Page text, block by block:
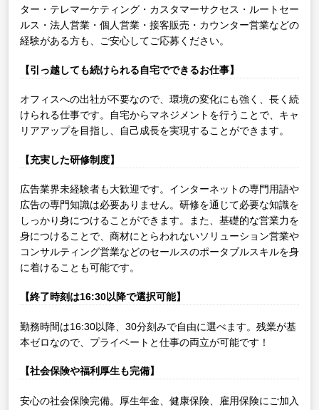
ター・テレマーケティング・カスタマーサクセス・ルートセー
ルス・法人営業・個人営業・接客販売・カウンター営業などの
経験がある方も、ご安心してご応募ください。
【引っ越しても続けられる自宅でできるお仕事】
オフィスへの出社が不要なので、環境の変化にも強く、長く続
けられる仕事です。自宅からマネジメントを行うことで、キャ
リアアップを目指し、自己成長を実現することができます。
【充実した研修制度】
広告業界未経験者も大歓迎です。インターネットの専門用語や
広告の専門知識は必要ありません。研修を通じて必要な知識を
しっかり身につけることができます。また、基礎的な営業力を
身につけることで、商材にとらわれないソリューション営業や
コンサルティング営業などのセールスのポータブルスキルを身
に着けることも可能です。
【終了時刻は16:30以降で選択可能】
勤務時間は16:30以降、30分刻みで自由に選べます。残業が基
本ゼロなので、プライベートと仕事の両立が可能です！
【社会保険や福利厚生も完備】
安心の社会保険完備。厚生年金、健康保険、雇用保険にご加入